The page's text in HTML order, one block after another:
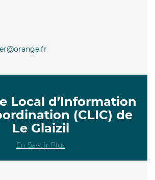
Local d’Information
(CLIC) de
Le Glaizil
En Savoir Plus